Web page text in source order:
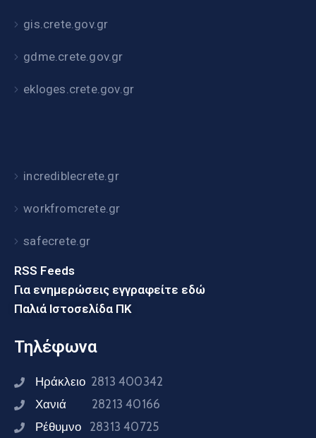
gis.crete.gov.gr
gdme.crete.gov.gr
ekloges.crete.gov.gr
incrediblecrete.gr
workfromcrete.gr
safecrete.gr
RSS Feeds
Για ενημερώσεις εγγραφείτε εδώ
Παλιά Ιστοσελίδα ΠΚ
Τηλέφωνα
Ηράκλειο 2813 400342
Χανιά 28213 40166
Ρέθυμνο 28313 40725